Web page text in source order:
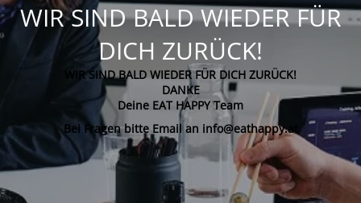
WIR SIND BALD WIEDER FÜR
DICH ZURÜCK!
WIR SIND BALD WIEDER FÜR DICH ZURÜCK!
DANKE
Deine EAT HAPPY Team
Bei Fragen bitte Email an info@eathappy.at